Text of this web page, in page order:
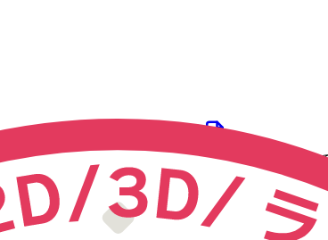
】DXF を JPG へオンラインで変換する
した変換エンジンで、高精度なDXF ⇔ JPG変換
JWW, SFC などの主要フォーマット へ図面変換
数無制限・1日1ファイルのダウンロードが可能で
面変換・図面管理 リニューアルのお知らせ